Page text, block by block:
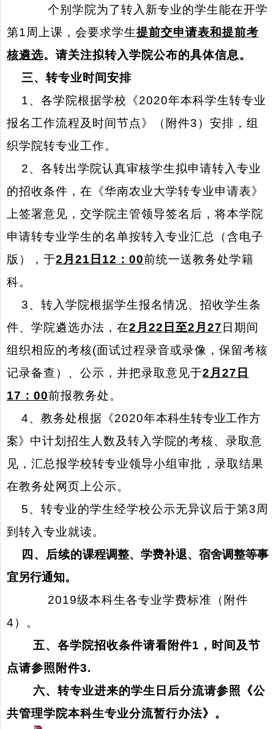
个别学院为了转入新专业的学生能在开学
第1周上课，会要求学生提前交申请表和提前考
核遴选。 请关注拟转入学院公布的具体信息。
三、转专业时间安排
1、各学院根据学校《2020年本科学生转专业
报名工作流程及时间节点》（附件3 ）安排，组
织学院转专业工作。
2、各转出学院认真审核学生拟申请转入专业
的招收条件，在《华南农业大学转专业申请表》
上签署意见，交学院主管领导签名后，将本学院
申请转专业学生的名单按转入专业汇总（含电子
版），于2 月 21 日 12 ： 00前统一送教务处学籍
科。
3、转入学院根据学生报名情况、招收学生条
件、学院遴选办法，在2 月 22 日至2 月 27 日期间
组织相应的考核(面试过程录音或录像，保留考核
记录备查）、公示，并把录取意见于2 月 27 日
17 ： 00前报教务处。
4、教务处根据《2020年本科生转专业工作方
案》 中计划招生人数及转入学院的考核、录取意
见，汇总报学校转专业领导小组审批，录取结果
在教务处网页上公示。
5、转专业的学生经学校公示无异议后于第3周
到转入专业就读。
四、后续的课程调整、学费补退、宿舍调整等事
宜另行通知。
2019级本科生各专业学费标准（附件
4 ）。
五、各学院招收条件请看附件1，时间及节
点请参照附件3.
六、转专业进来的学生日后分流请参照《公
共管理学院本科生专业分流暂行办法》。